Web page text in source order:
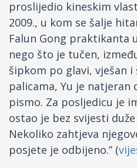
proslijedio kineskim
2009., u kom se šalje
Falun Gong praktikanta
nego što je tučen,
šipkom po glavi, vješan
palicama, Yu je
pismo. Za posljedicu je
ostao je bez svijesti
Nekoliko zahtjeva
posjete je odbijeno.” (